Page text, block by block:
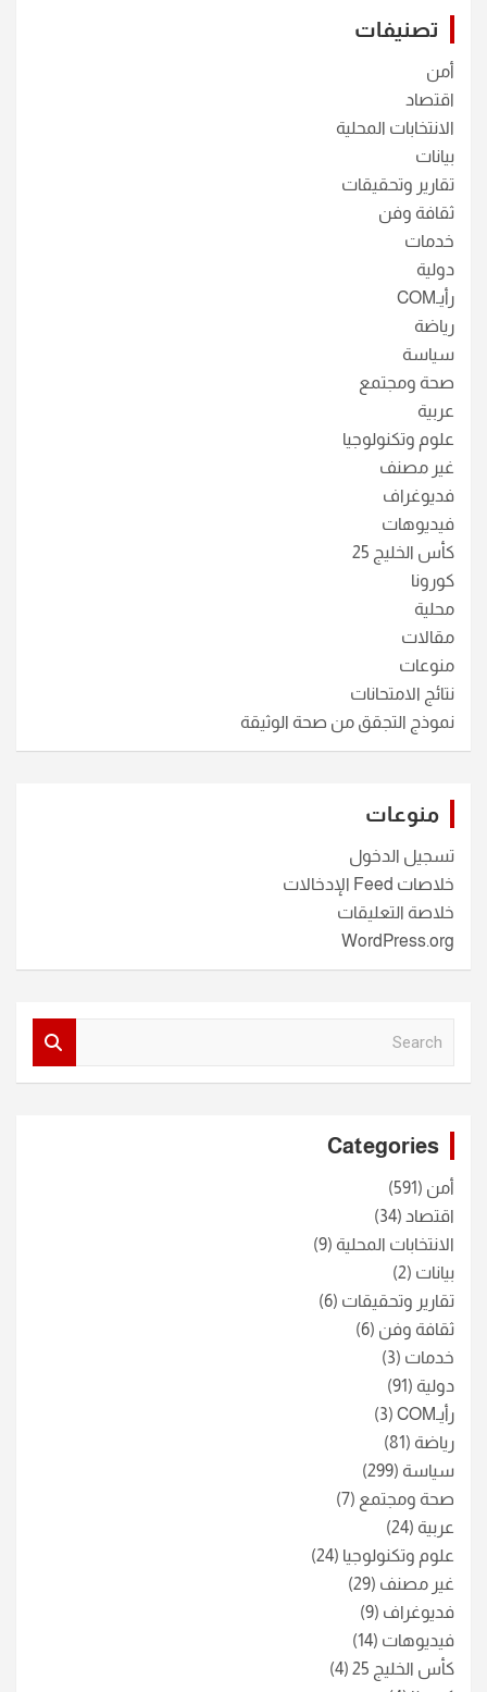
تصنيفات
أمن
اقتصاد
الانتخابات المحلية
بيانات
تقارير وتحقيقات
ثقافة وفن
خدمات
دولية
رأيـCOM
رياضة
سياسة
صحة ومجتمع
عربية
علوم وتكنولوجيا
غير مصنف
فديوغراف
فيديوهات
كأس الخليج 25
كورونا
محلية
مقالات
منوعات
نتائج الامتحانات
نموذج التجقق من صحة الوثيقة
منوعات
تسجيل الدخول
خلاصات Feed الإدخالات
خلاصة التعليقات
WordPress.org
Categories
أمن (591)
اقتصاد (34)
الانتخابات المحلية (9)
بيانات (2)
تقارير وتحقيقات (6)
ثقافة وفن (6)
خدمات (3)
دولية (91)
رأيـCOM
(3)
رياضة (81)
سياسة (299)
صحة ومجتمع (7)
عربية (24)
علوم وتكنولوجيا (24)
غير مصنف (29)
فديوغراف (9)
فيديوهات (14)
كأس الخليج 25
(4)